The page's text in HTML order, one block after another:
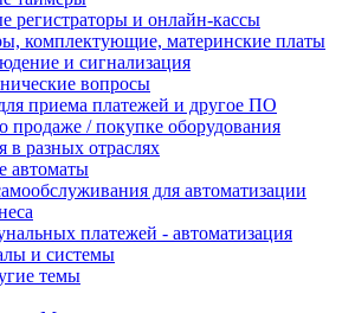
регистраторы и онлайн-кассы
комплектующие, материнские платы
и сигнализация
вопросы
приема платежей и другое ПО
продаже / покупке оборудования
в разных отраслях
автоматы
для автоматизации
платежей - автоматизация
и системы
темы